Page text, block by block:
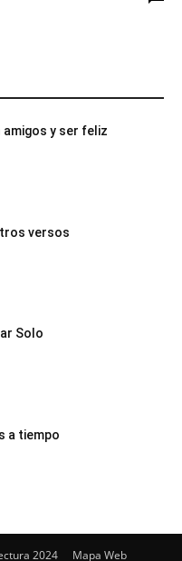
amigos y ser feliz
versos
Solo
a tiempo
2024 Mapa Web